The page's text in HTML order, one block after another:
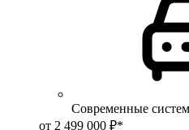
Современные
от 2 499 000 ₽*